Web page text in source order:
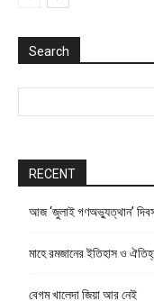
Search
RECENT
আজ ‘জুলাই গণঅভ্যুত্থান’
মাহে রমজানের ইতিহাস ও
বেগম খালেদা জিয়া আর নেই